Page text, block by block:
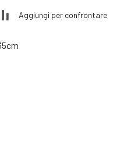
Aggiungi per confrontare